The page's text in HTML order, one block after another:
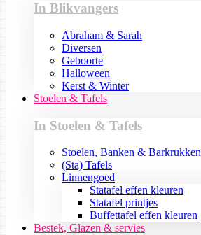
In Blikvangers
Abraham & Sarah
Diversen
Geboorte
Halloween
Kerst & Winter
Stoelen & Tafels
In Stoelen & Tafels
Stoelen, Banken & Barkrukken
(Sta) Tafels
Linnengoed
Statafel effen kleuren
Statafel printjes
Buffettafel effen kleuren
Bestek, Glazen & servies